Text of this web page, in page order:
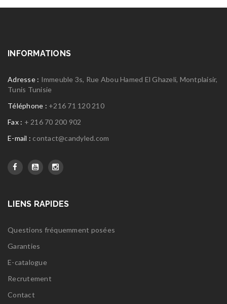
INFORMATIONS
Adresse : Immeuble 3s, Rue Abou Hamed El Ghazeli, Montplaisir,
Tunis Tunisie
Téléphone : +216 71 120 210
Fax : + 216 70 200 902
E-mail : contact@candyled.com
LIENS RAPIDES
Questions fréquemment posées
Garanties
E-catalogue
Recrutement
Contact